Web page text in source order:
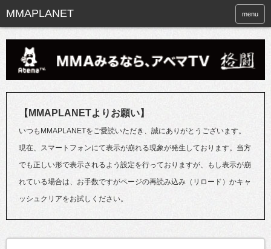
menu
【MMAPLANETよりお願い】
いつもMMAPLANETをご愛読いただき、誠にありがとうございます。
現在、スマートフォンにて表示が崩れる現象が発生しております。当方
でも正しい形で表示されるよう設定を行っておりますが、もし表示が崩
れている場合は、お手数ですがページの再読み込み（リロード）かキャ
ッシュクリアをお試しください。